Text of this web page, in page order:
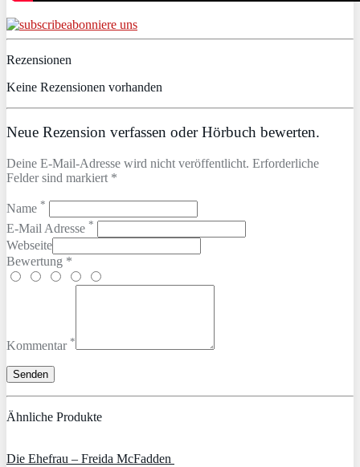
abonniere uns
Rezensionen
Keine Rezensionen vorhanden
Neue Rezension verfassen oder Hörbuch bewerten.
Deine E-Mail-Adresse wird nicht veröffentlicht. Erforderliche
Felder sind markiert *
Name *
E-Mail Adresse *
Webseite
Bewertung *
Kommentar *
Ähnliche Produkte
Die Ehefrau – Freida McFadden